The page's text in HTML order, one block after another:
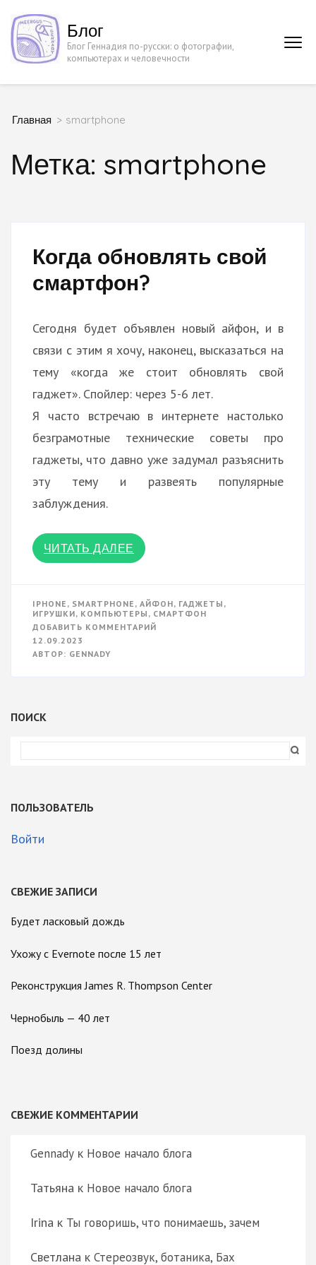
Перейти
содержимому
Блог
Блог Геннадия по-русски: о фотографии,
компьютерах и человечности
Главная > smartphone
Метка: smartphone
Когда обновлять свой
смартфон?
Сегодня будет объявлен новый айфон, и в
связи с этим я хочу, наконец, высказаться на
тему «когда же стоит обновлять свой
гаджет». Спойлер: через 5-6 лет.
Я часто встречаю в интернете настолько
безграмотные технические советы про
гаджеты, что давно уже задумал разъяснить
эту тему и развеять популярные
заблуждения.
ЧИТАТЬ ДАЛЕЕ
IPHONE , SMARTPHONE , АЙФОН, ГАДЖЕТЫ ,
ИГРУШКИ, КОМПЬЮТЕРЫ , СМАРТФОН
ДОБАВИТЬ КОММЕНТАРИЙ
12.09.2023
АВТОР: GENNADY
ПОИСК
ПОЛЬЗОВАТЕЛЬ
Войти
СВЕЖИЕ ЗАПИСИ
Будет ласковый дождь
Ухожу с Evernote после 15 лет
Реконструкция James R. Thompson Center
Чернобыль — 40 лет
Поезд долины
СВЕЖИЕ КОММЕНТАРИИ
Gennady к Новое начало блога
Татьяна к Новое начало блога
Irina к Ты говоришь, что понимаешь, зачем
Светлана к Стереозвук, ботаника, Бах